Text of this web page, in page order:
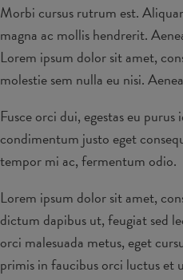
Morbi cursus rutrum est.
magna ac mollis hendrerit.
Lorem ipsum dolor sit amet,
molestie sem nulla eu nisi.
Fusce orci dui, egestas eu
condimentum justo eget
tempor mi ac, fermentum odio.
Lorem ipsum dolor sit amet,
dictum dapibus ut, feugiat sed
orci malesuada metus, eget
primis in faucibus orci luctus et